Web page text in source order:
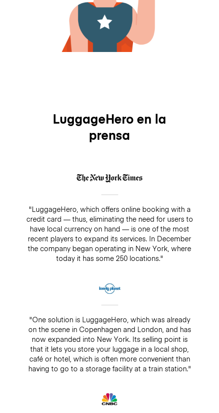
LuggageHero en la
prensa
"LuggageHero, which offers online booking with a
credit card — thus, eliminating the need for users to
have local currency on hand — is one of the most
recent players to expand its services. In December
the company began operating in New York, where
today it has some 250 locations."
"One solution is LuggageHero, which was already
on the scene in Copenhagen and London, and has
now expanded into New York. Its selling point is
that it lets you store your luggage in a local shop,
café or hotel, which is often more convenient than
having to go to a storage facility at a train station."